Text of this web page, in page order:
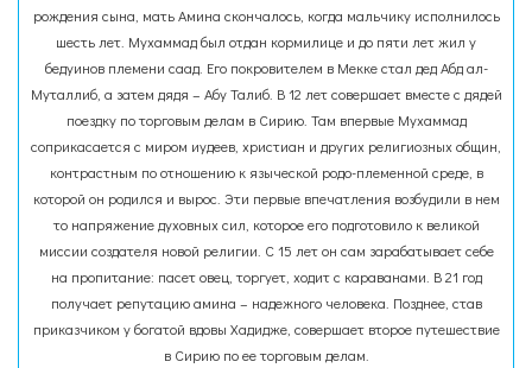
рождения сына, мать Амина скончалось, когда мальчику исполнилось
шесть лет. Мухаммад был отдан кормилице и до пяти лет жил у
бедуинов племени саад. Его покровителем в Мекке стал дед Абд ал-
Муталлиб, а затем дядя – Абу Талиб. В 12 лет совершает вместе с дядей
поездку по торговым делам в Сирию. Там впервые Мухаммад
соприкасается с миром иудеев, христиан и других религиозных общин,
контрастным по отношению к языческой родо-племенной среде, в
которой он родился и вырос. Эти первые впечатления возбудили в нем
то напряжение духовных сил, которое его подготовило к великой
миссии создателя новой религии. С 15 лет он сам зарабатывает себе
на пропитание: пасет овец, торгует, ходит с караванами. В 21 год
получает репутацию амина – надежного человека. Позднее, став
приказчиком у богатой вдовы Хадидже, совершает второе путешествие
в Сирию по ее торговым делам.